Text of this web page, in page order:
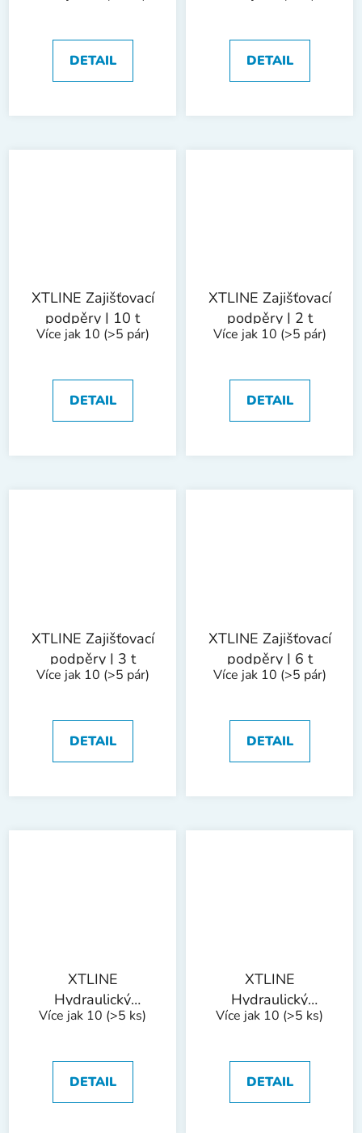
DETAIL
t
DETAIL
XTLINE Zajišťovací
podpěry | 10 t
Více jak 10 (>5 pár)
DETAIL
XTLINE Zajišťovací
podpěry | 2 t
Více jak 10 (>5 pár)
DETAIL
XTLINE Zajišťovací
podpěry | 3 t
Více jak 10 (>5 pár)
DETAIL
XTLINE Zajišťovací
podpěry | 6 t
Více jak 10 (>5 pár)
DETAIL
XTLINE
Hydraulický
zvedák sloupkový |
Více jak 10 (>5 ks)
DETAIL
XTLINE
Hydraulický
zvedák sloupkový |
Více jak 10 (>5 ks)
DETAIL